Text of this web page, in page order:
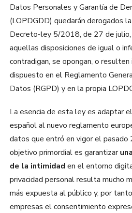
Datos Personales y Garantía de
(LOPDGDD) quedarán derogados
Decreto-ley 5/2018, de 27 de
aquellas disposiciones de igual o
contradigan, se opongan, o
dispuesto en el Reglamento
Datos (RGPD) y en la propia
La esencia de esta ley es adaptar
español al nuevo reglamento
datos que entró en vigor el pasado
objetivo primordial es garantizar
de la intimidad en el entorno
privacidad personal resulta mucho
más expuesta al público y, por
empresas el consentimiento